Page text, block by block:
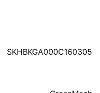
SKHBKGA000C160305